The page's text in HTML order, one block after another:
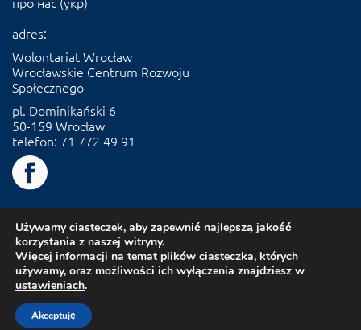
adres:
Wolontariat Wrocław
Wrocławskie Centrum Rozwoju
Społecznego
pl. Dominikański 6
50-159 Wrocław
telefon: 71 772 49 91
Używamy ciasteczek, aby zapewnić najlepszą jakość
korzystania z naszej witryny.
Więcej informacji na temat plików ciasteczka, których
używamy, oraz możliwości ich wyłączenia znajdziesz w
ustawieniach.
Akceptuję